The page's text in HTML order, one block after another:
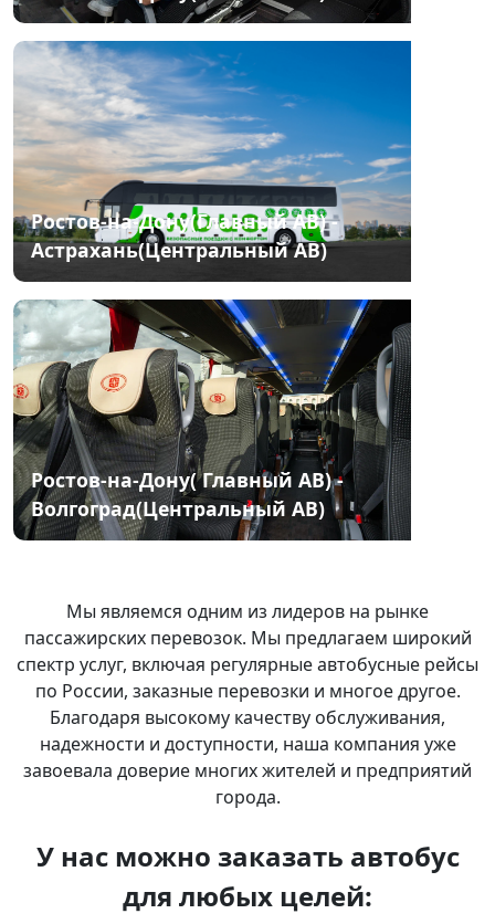
Ростов-на-Дону(Главный АВ) -
Астрахань(Центральный АВ)
Ростов-на-Дону( Главный АВ) -
Волгоград(Центральный АВ)
Мы являемся одним из лидеров на рынке
пассажирских перевозок. Мы предлагаем широкий
спектр услуг, включая регулярные автобусные рейсы
по России, заказные перевозки и многое другое.
Благодаря высокому качеству обслуживания,
надежности и доступности, наша компания уже
завоевала доверие многих жителей и предприятий
города.
У нас можно заказать автобус
для любых целей: